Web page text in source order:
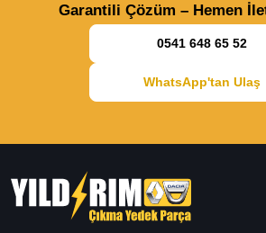
Garantili Çözüm – Hemen
0541 648 65 52
WhatsApp'tan Ulaş